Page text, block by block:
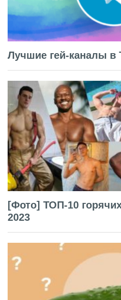
Лучшие гей-каналы в
[Фото] ТОП-10
2023